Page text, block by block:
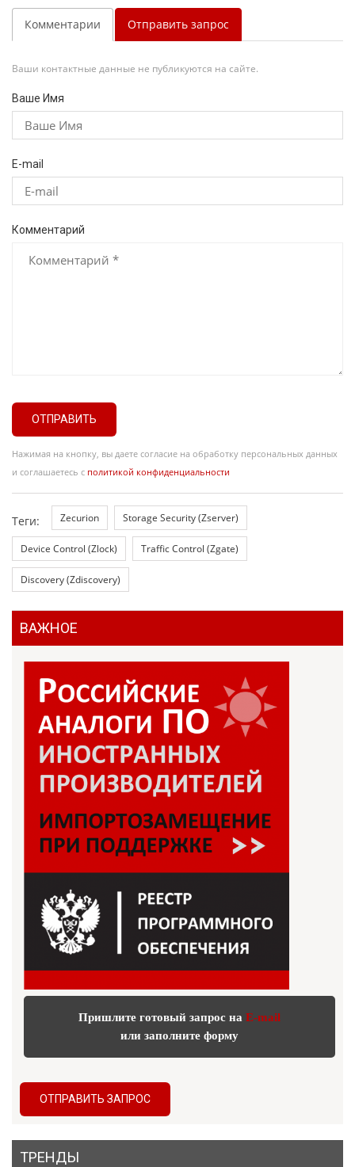
Комментарии Отправить запрос
Ваши контактные данные не публикуются на сайте.
Ваше Имя
E-mail
Комментарий
ОТПРАВИТЬ
Нажимая на кнопку, вы даете согласие на обработку персональных данных
и соглашаетесь с политикой конфиденциальности
Теги: Zecurion Storage Security (Zserver)
Device Control (Zlock) Traffic Control (Zgate)
Discovery (Zdiscovery)
ВАЖНОЕ
Пришлите готовый запрос на E-mail
или заполните форму
ОТПРАВИТЬ ЗАПРОС
ТРЕНДЫ